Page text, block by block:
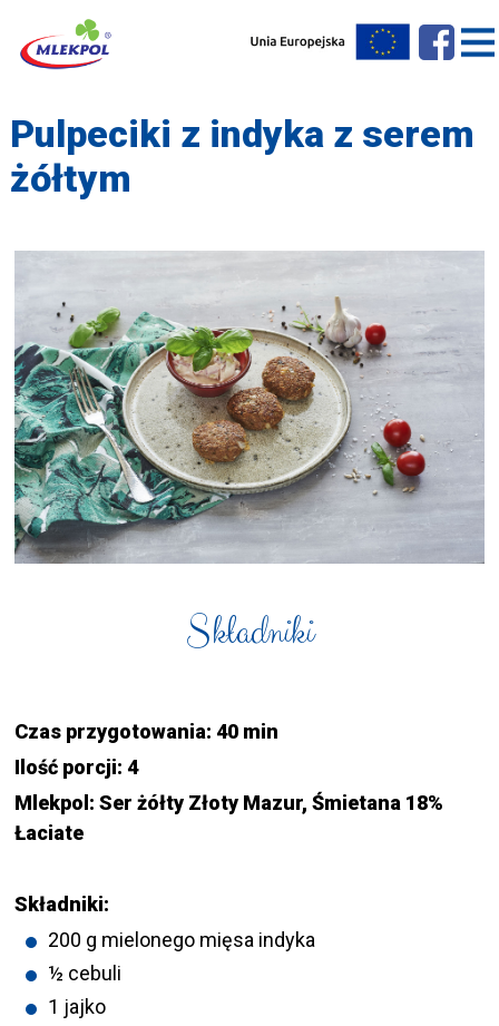
Pulpeciki z indyka z serem
żółtym
Składniki
Czas przygotowania: 40 min
Ilość porcji: 4
Mlekpol: Ser żółty Złoty Mazur, Śmietana 18%
Łaciate
Składniki:
200 g mielonego mięsa indyka
½ cebuli
1 jajko